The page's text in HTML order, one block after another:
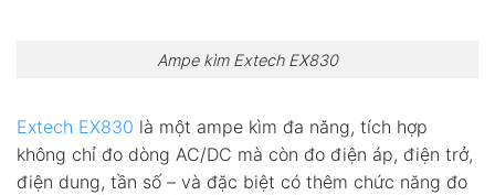
Ampe kìm Extech EX830
Extech EX830 là một ampe kìm đa năng, tích hợp
không chỉ đo dòng AC/DC mà còn đo điện áp, điện trở,
điện dung, tần số – và đặc biệt có thêm chức năng đo